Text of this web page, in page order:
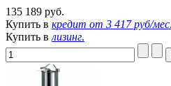
135 189 руб.
Купить в кредит от 3 417 руб/мес.
Купить в лизинг.